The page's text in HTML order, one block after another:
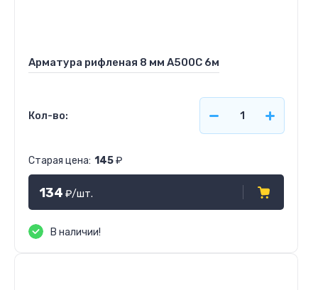
Арматура рифленая 8 мм А500С 6м
Кол-во:
Старая цена: 145₽
134 ₽/шт.
В наличии!